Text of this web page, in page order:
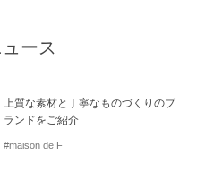
ース
上質な素材と丁寧なものづくりのブ
ランドをご紹介
#maison de F